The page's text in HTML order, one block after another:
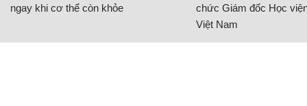
ngay khi cơ thể còn khỏe
chức Giám đốc Học
Việt Nam